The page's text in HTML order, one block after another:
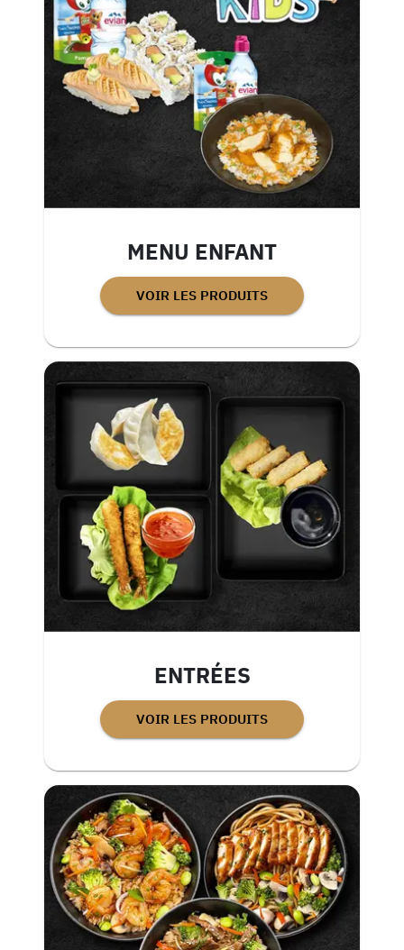
MENU ENFANT
VOIR LES PRODUITS
ENTRÉES
VOIR LES PRODUITS